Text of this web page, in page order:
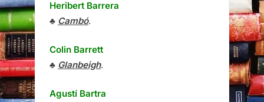
Heribert Barrera
♣ Cambó.
Colin Barrett
♣ Glanbeigh.
Agustí Bartra